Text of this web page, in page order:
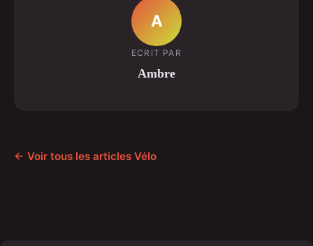
A
ECRIT PAR
Ambre
← Voir tous les articles Vélo